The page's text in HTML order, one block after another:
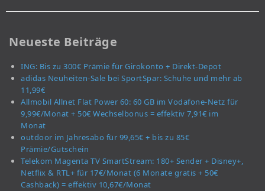
Neueste Beiträge
ING: Bis zu 300€ Prämie für Girokonto + Direkt-Depot
adidas Neuheiten-Sale bei SportSpar: Schuhe und mehr ab
11,99€
Allmobil Allnet Flat Power 60: 60 GB im Vodafone-Netz für
9,99€/Monat + 50€ Wechselbonus = effektiv 7,91€ im
Monat
outdoor im Jahresabo für 99,65€ + bis zu 85€
Prämie/Gutschein
Telekom Magenta TV SmartStream: 180+ Sender + Disney+,
Netflix & RTL+ für 17€/Monat (6 Monate gratis + 50€
Cashback) = effektiv 10,67€/Monat